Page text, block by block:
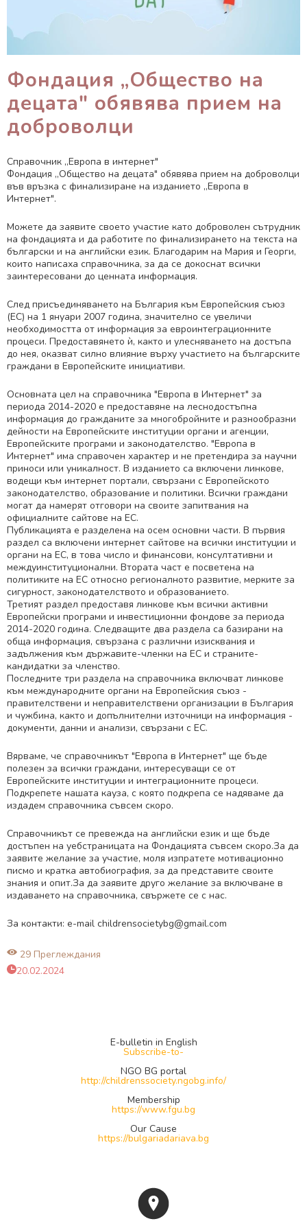
Фондация „Общество на
децата" обявява прием на
доброволци
Справочник „Европа в интернет"
Фондация „Общество на децата" обявява прием на доброволци
във връзка с финализиране на изданието „Европа в
Интернет".
Можете да заявите своето участие като доброволен сътрудник
на фондацията и да работите по финализирането на текста на
български и на английски език. Благодарим на Мария и Георги,
които написаха справочника, за да се докоснат всички
заинтересовани до ценната информация.
След присъединяването на България към Европейския съюз
(EC) на 1 януари 2007 година, значително се увеличи
необходимостта от информация за евроинтеграционните
процеси. Предоставянето ѝ, както и улесняването на достъпа
до нея, оказват силно влияние върху участието на българските
граждани в Европейските инициативи.
Основната цел на справочника "Европа в Интернет" за
периода 2014-2020 е предоставяне на леснодостъпна
информация до гражданите за многобройните и разнообразни
дейности на Европейските институции органи и агенции,
Европейските програми и законодателство. "Eвропа в
Интернет" има справочен характер и не претендира за научни
приноси или уникалност. В изданието са включени линкове,
водещи към интернет портали, свързани с Европейското
законодателство, образование и политики. Всички граждани
могат да намерят отговори на своите запитвания на
официалните сайтове на ЕС.
Публикацията е разделена на осем основни части. В първия
раздел са включени интернет сайтове на всички институции и
органи на ЕС, в това число и финансови, консултативни и
междуинституционални. Втората част е посветена на
политиките на ЕС относно регионалното развитие, мерките за
сигурност, законодателството и образованието.
Третият раздел предоставя линкове към всички активни
Европейски програми и инвестиционни фондове за периода
2014-2020 година. Следващите два раздела са базирани на
обща информация, свързана с различни изисквания и
задължения към държавите-членки на ЕС и страните-
кандидатки за членство.
Последните три раздела на справочника включват линкове
към международните органи на Европейския съюз -
правителствени и неправителствени организации в България
и чужбина, както и допълнителни източници на информация -
документи, данни и анализи, свързани с ЕС.
Вярваме, че справочникът "Европа в Интернет" ще бъде
полезен за всички граждани, интересуващи се от
Европейските институции и интеграционните процеси.
Подкрепете нашата кауза, с която подкрепа се надяваме да
издадем справочника съвсем скоро.
Справочникът се превежда на английски език и ще бъде
достъпен на уебстраницата на Фондацията съвсем скоро.За да
заявите желание за участие, моля изпратете мотивационно
писмо и кратка автобиография, за да представите своите
знания и опит.За да заявите друго желание за включване в
издаването на справочника, свържете се с нас.
За контакти: e-mail childrensocietybg@gmail.com
29 Преглеждания
20.02.2024
E-bulletin in English
Subscribe-to-
NGO BG portal
http://childrenssociety.ngobg.info/
Membership
https://www.fgu.bg
Our Cause
https://bulgariadariava.bg